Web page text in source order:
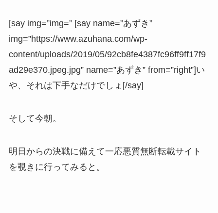
[say img=”img=” [say name=”あずき”
img=”https://www.azuhana.com/wp-
content/uploads/2019/05/92cb8fe4387fc96ff9ff17f9
ad29e370.jpeg.jpg” name=”あずき” from=”right”]い
や、それは下手なだけでしょ[/say]
そして今朝。
明日からの決戦に備えて一応悪質無断転載サイト
を覗きに行ってみると。